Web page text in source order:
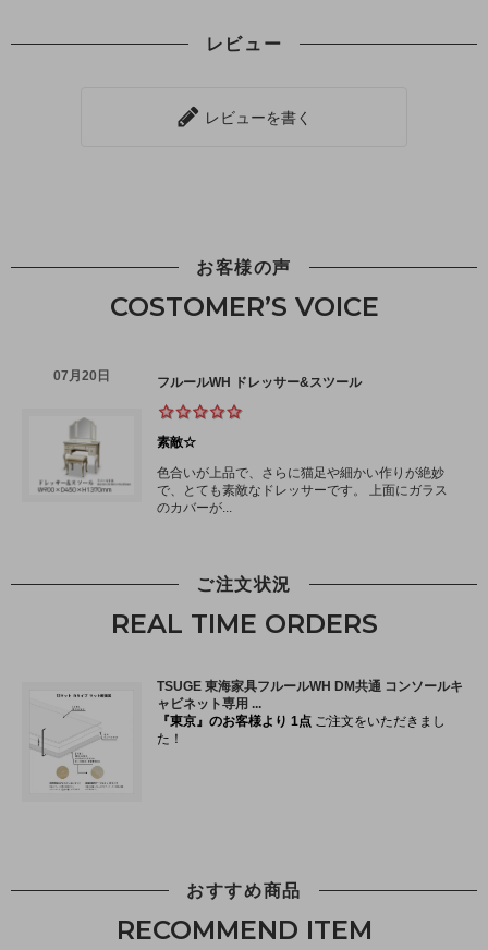
レビュー
レビューを書く
お客様の声
COSTOMER’S VOICE
ご注文状況
REAL TIME ORDERS
おすすめ商品
RECOMMEND ITEM